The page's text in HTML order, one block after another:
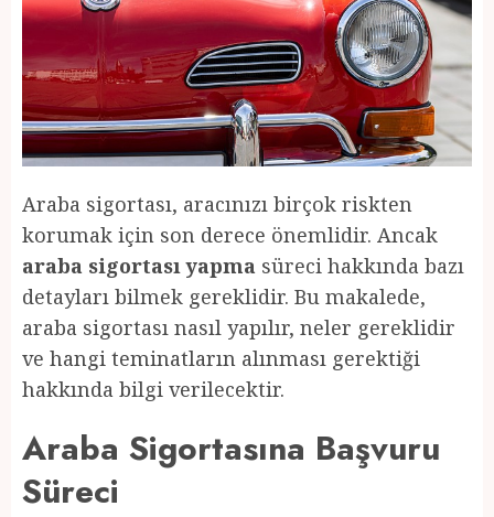
Araba sigortası, aracınızı birçok riskten
korumak için son derece önemlidir. Ancak
araba sigortası yapma süreci hakkında bazı
detayları bilmek gereklidir. Bu makalede,
araba sigortası nasıl yapılır, neler gereklidir
ve hangi teminatların alınması gerektiği
hakkında bilgi verilecektir.
Araba Sigortasına Başvuru
Süreci